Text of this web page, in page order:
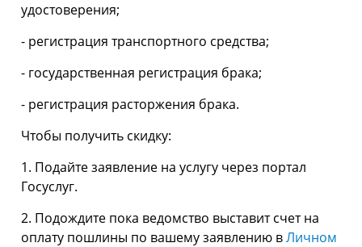
удостоверения;
- регистрация транспортного средства;
- государственная регистрация брака;
- регистрация расторжения брака.
Чтобы получить скидку:
1. Подайте заявление на услугу через портал
Госуслуг.
2. Подождите пока ведомство выставит счет на
оплату пошлины по вашему заявлению вЛичном